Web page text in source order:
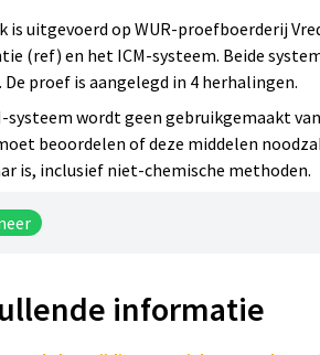
is uitgevoerd op WUR-proefboerderij
(ref) en het ICM-systeem. Beide
De proef is aangelegd in 4 herhalingen.
systeem wordt geen gebruikgemaakt
beoordelen of deze middelen
is, inclusief niet-chemische methoden.
informatie